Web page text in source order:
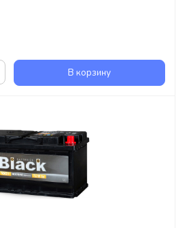
В корзину